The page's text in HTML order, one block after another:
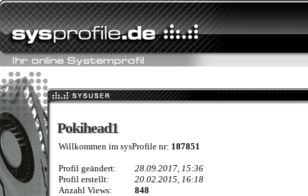
Pokihead1
Pokihead1
Willkommen im sysProfile nr: 187851
Profil geändert:
28.09.2017, 15:36
Profil erstellt:
20.02.2015, 16:18
Anzahl Views:
848